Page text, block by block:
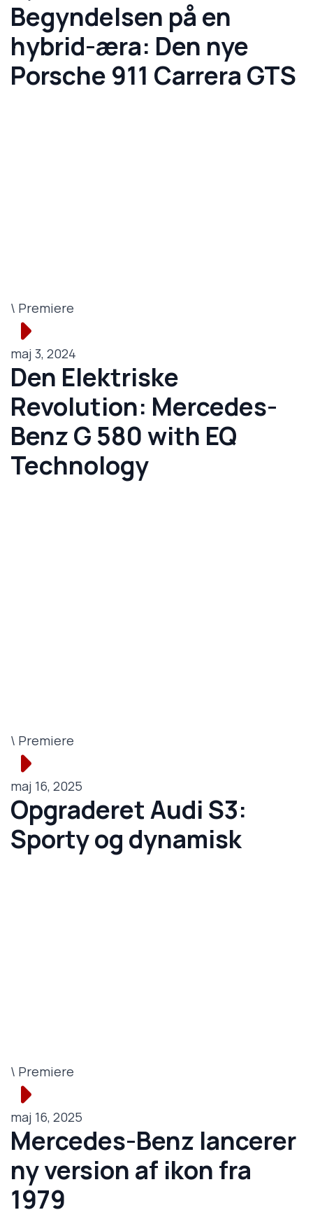
Begyndelsen på en
hybrid-æra: Den nye
Porsche 911 Carrera GTS
\ Premiere
maj 3, 2024
Den Elektriske
Revolution: Mercedes-
Benz G 580 with EQ
Technology
\ Premiere
maj 16, 2025
Opgraderet Audi S3:
Sporty og dynamisk
\ Premiere
maj 16, 2025
Mercedes-Benz lancerer
ny version af ikon fra
1979